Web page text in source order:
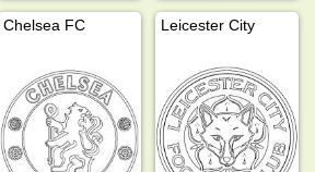
Chelsea FC Leicester City